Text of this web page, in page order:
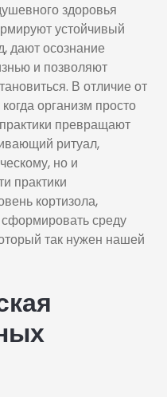
здоровья
устойчивый
дают осознание
и позволяют
В отличие от
организм просто
превращают
ритуал,
но и
практики
кортизола,
среду
так нужен нашей